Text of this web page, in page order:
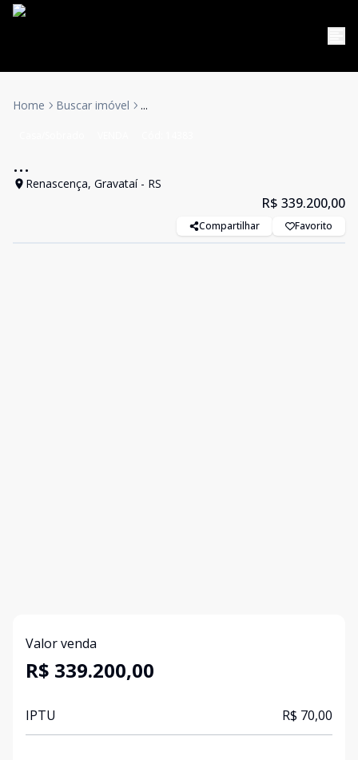
Home Buscar imóvel ...
...
Renascença, Gravataí - RS
R$ 339.200,00
Compartilhar Favorito
Valor venda
R$ 339.200,00
IPTU R$ 70,00